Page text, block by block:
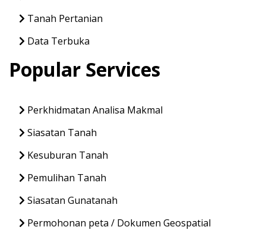
Tanah Pertanian
Data Terbuka
Popular Services
Perkhidmatan Analisa Makmal
Siasatan Tanah
Kesuburan Tanah
Pemulihan Tanah
Siasatan Gunatanah
Permohonan peta / Dokumen Geospatial